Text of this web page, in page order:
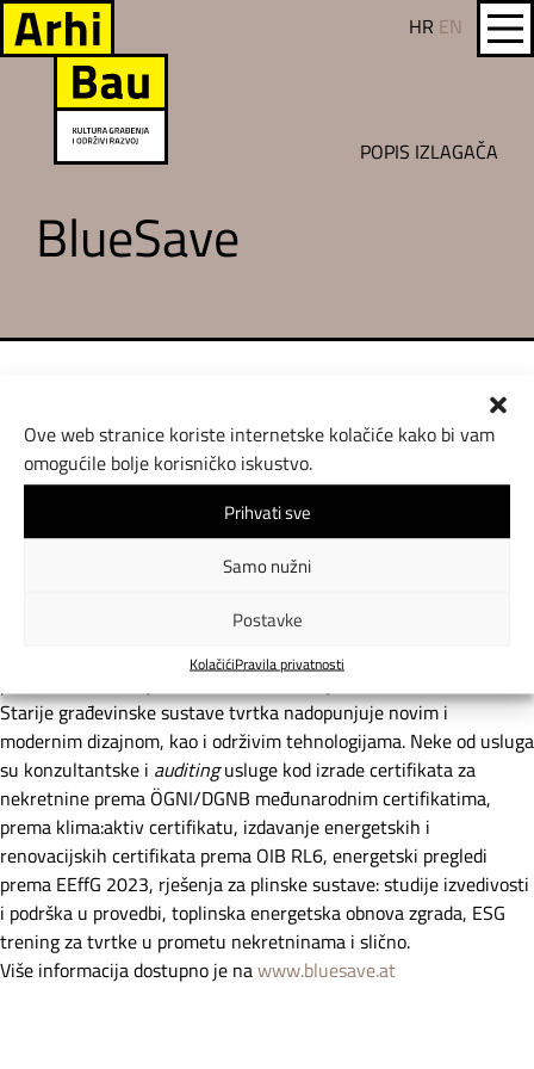
Ove web stranice koriste internetske kolačiće kako bi vam
omogućile bolje korisničko iskustvo.
Prihvati sve
Samo nužni
Postavke
KolačićiPravila privatnosti
HR EN
POPIS IZLAGAČA
BlueSave
Bluesave Consulting GmbH iz Austrije je tvrtka s više od 20
godina iskustva u stručnim inženjerskim poslovima te je
Starije građevinske sustave tvrtka nadopunjuje novim i
modernim dizajnom, kao i održivim tehnologijama. Neke od usluga
su konzultantske i auditingusluge kod izrade certifikata za
nekretnine prema ÖGNI/DGNB međunarodnim certifikatima,
prema klima:aktiv certifikatu, izdavanje energetskih i
renovacijskih certifikata prema OIB RL6, energetski pregledi
prema EEffG 2023, rješenja za plinske sustave: studije izvedivosti
i podrška u provedbi, toplinska energetska obnova zgrada, ESG
trening za tvrtke u prometu nekretninama i slično.
Više informacija dostupno je nawww.bluesave.at